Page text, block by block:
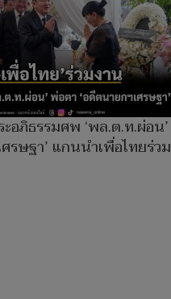
อภิธรรมศพ ‘พล.ต.ท.ผ่อน’
รษฐา’ แกนนำเพื่อไทยร่วม